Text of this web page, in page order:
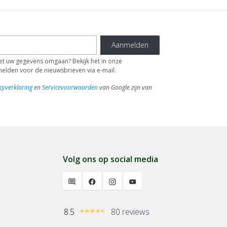
Aanmelden
uw gegevens omgaan? Bekijk het in onze
voor de nieuwsbrieven via e-mail.
enServicevoorwaardenvan Google zijn van
Volg ons op social media
8.5 80 reviews